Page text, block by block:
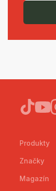
Produkty
Značky
Magazín